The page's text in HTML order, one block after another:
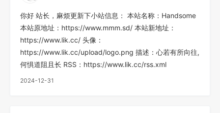
你好 站长，麻烦更新下小站信息： 本站名称：Handsome
本站原地址：https://www.mmm.sd/ 本站新地址：
https://www.lik.cc/ 头像：
https://www.lik.cc/upload/logo.png 描述：心若有所向往,
何惧道阻且长 RSS：https://www.lik.cc/rss.xml
2024-12-31